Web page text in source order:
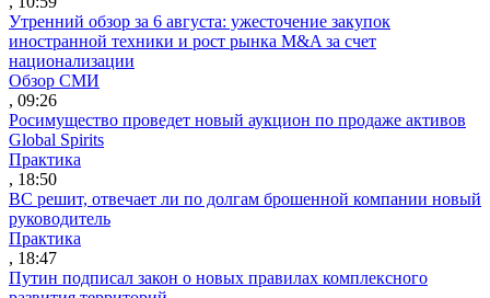
Утренний обзор за 6 августа: ужесточение закупок
иностранной техники и рост рынка M&A за счет
национализации
Обзор СМИ
, 09:26
Росимущество проведет новый аукцион по продаже активов
Global Spirits
Практика
, 18:50
ВС решит, отвечает ли по долгам брошенной компании новый
руководитель
Практика
, 18:47
Путин подписал закон о новых правилах комплексного